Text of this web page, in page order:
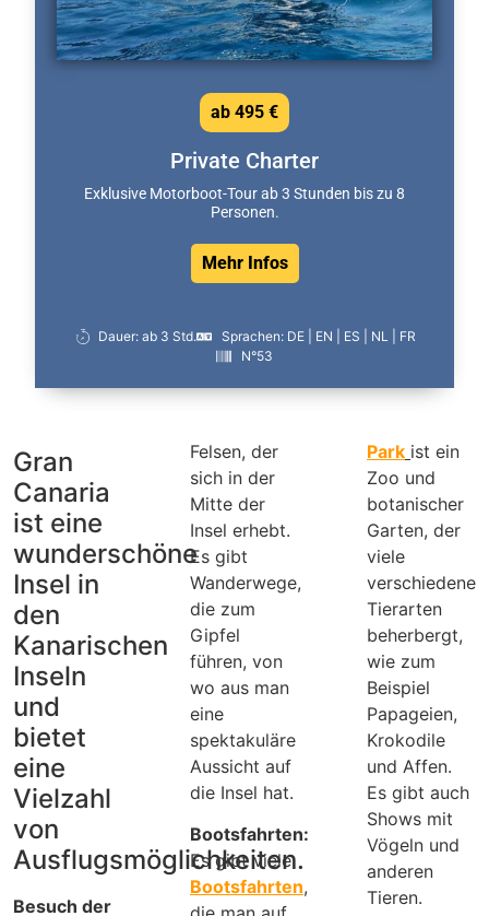
Private Charter
Exklusive Motorboot-Tour ab 3 Stunden bis zu 8
Personen.
Mehr Infos
ab 495 €
Dauer: ab 3 Std.
Sprachen: DE | EN | ES | NL | FR
N°53
Gran
Canaria
ist eine
wunderschöne
Insel in
den
Kanarischen
Inseln
und
bietet
eine
Vielzahl
von
Ausflugsmöglichkeiten.
Besuch der
Felsen, der
sich in der
Mitte der
Insel erhebt.
Es gibt
Wanderwege,
die zum
Gipfel
führen, von
wo aus man
eine
spektakuläre
Aussicht auf
die Insel hat.
Bootsfahrten:
Es gibt viele
Bootsfahrten,
Park ist ein
Zoo und
botanischer
Garten, der
viele
verschiedene
Tierarten
beherbergt,
wie zum
Beispiel
Papageien,
Krokodile
und Affen.
Es gibt auch
Shows mit
Vögeln und
anderen
Tieren.